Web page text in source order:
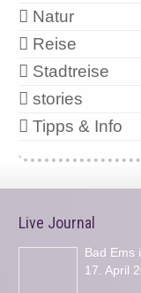
Natur
Reise
Stadtreise
stories
Tipps & Info
Live Journal
Bad Ems
17. April